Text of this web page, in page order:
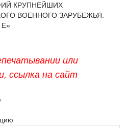
КРУПНЕЙШИХ
ВОЕННОГО ЗАРУБЕЖЬЯ.
Е»
или
ссылка на сайт